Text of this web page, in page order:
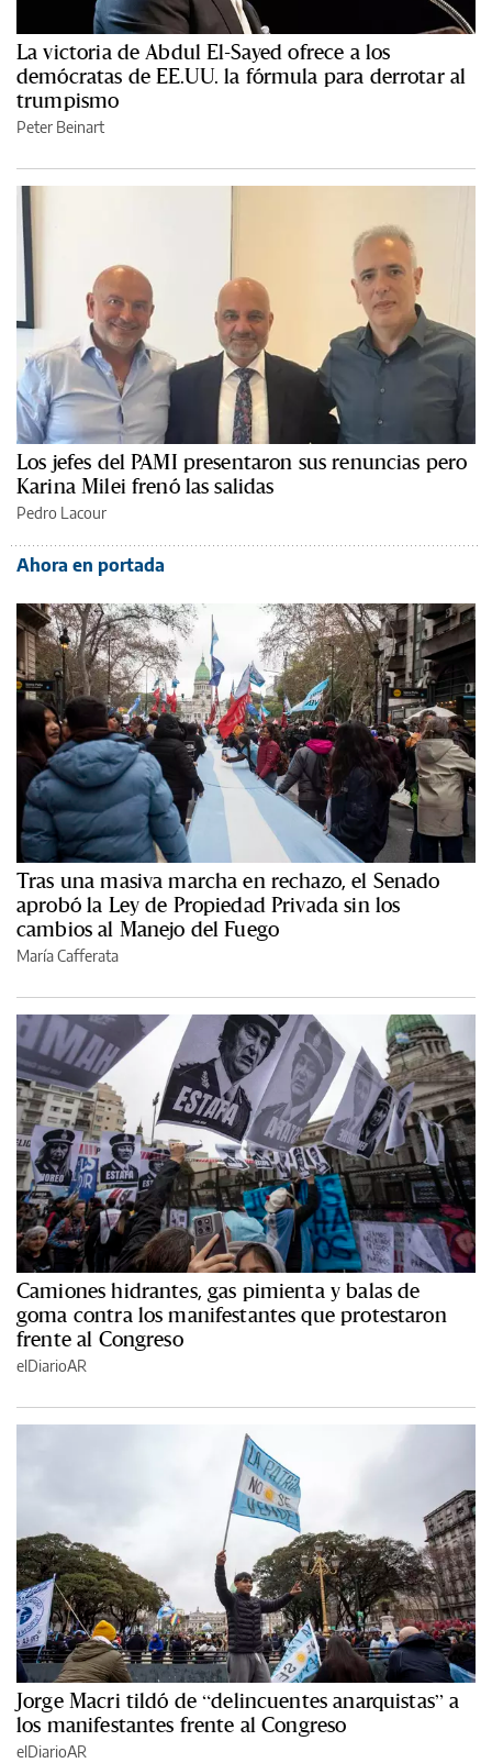
La victoria de Abdul El-Sayed ofrece a los
demócratas de EE.UU. la fórmula para derrotar al
trumpismo
Peter Beinart
Los jefes del PAMI presentaron sus renuncias pero
Karina Milei frenó las salidas
Pedro Lacour
Ahora en portada
Tras una masiva marcha en rechazo, el Senado
aprobó la Ley de Propiedad Privada sin los
cambios al Manejo del Fuego
María Cafferata
Camiones hidrantes, gas pimienta y balas de
goma contra los manifestantes que protestaron
frente al Congreso
elDiarioAR
Jorge Macri tildó de “delincuentes anarquistas” a
los manifestantes frente al Congreso
elDiarioAR